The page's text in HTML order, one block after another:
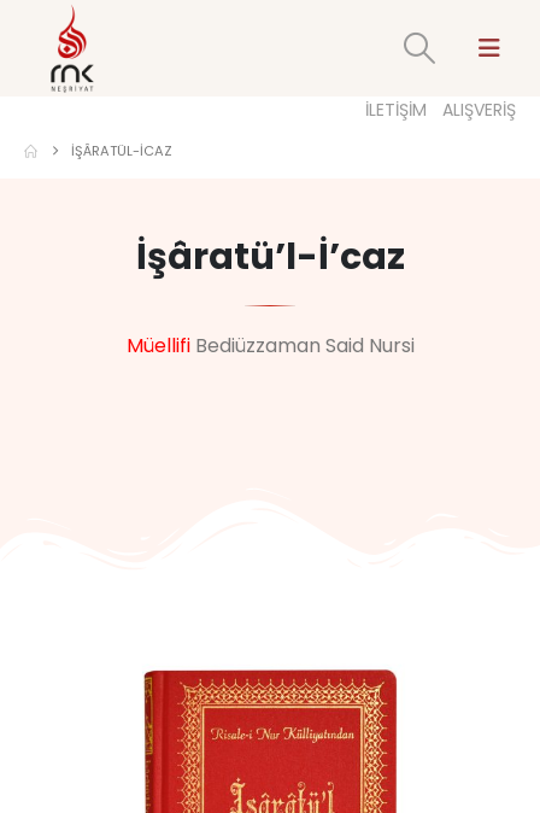
İLETİŞİM ALIŞVERİŞ
İŞÂRATÜL-İCAZ
İşâratü’l-İ’caz
MüellifiBediüzzaman Said Nursi